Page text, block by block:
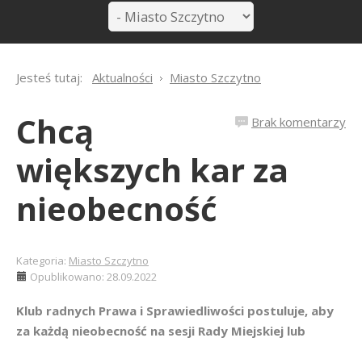
Jesteś tutaj: Aktualności Miasto Szczytno
Brak komentarzy
Chcą
większych kar za
nieobecność
Kategoria: Miasto Szczytno
Opublikowano: 28.09.2022
Klub radnych Prawa i Sprawiedliwości postuluje, aby
za każdą nieobecność na sesji Rady Miejskiej lub